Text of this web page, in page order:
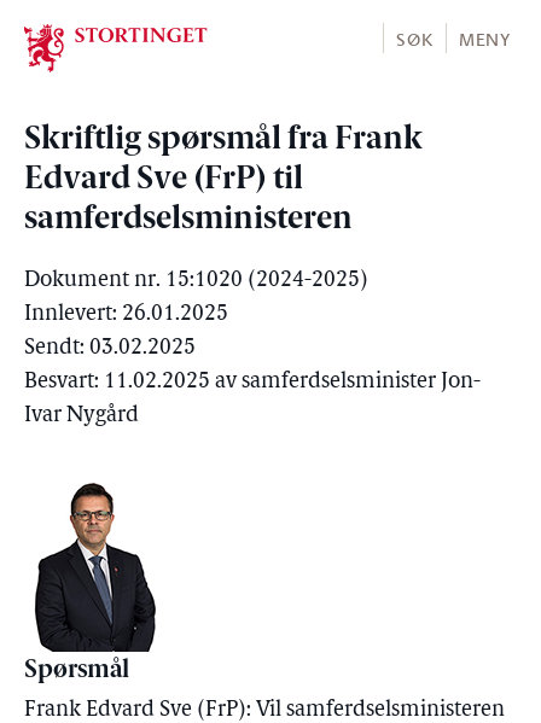
Stortinget.no
SØK MENY
Skriftlig spørsmål fra Frank
Edvard Sve (FrP) til
samferdselsministeren
Dokument nr. 15:1020 (2024-2025)
Innlevert: 26.01.2025
Sendt: 03.02.2025
Besvart: 11.02.2025 av samferdselsminister Jon-
Ivar Nygård
Spørsmål
Frank Edvard Sve (FrP): Vil samferdselsministeren